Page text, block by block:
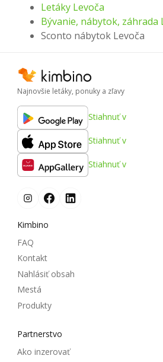
Letáky Levoča
Bývanie, nábytok, záhrada
Sconto nábytok Levoča
Najnovšie letáky, ponuky a zľavy
Stiahnuť v
Stiahnuť v
Stiahnuť v
Kimbino
FAQ
Kontakt
Nahlásiť obsah
Mestá
Produkty
Partnerstvo
Ako inzerovať